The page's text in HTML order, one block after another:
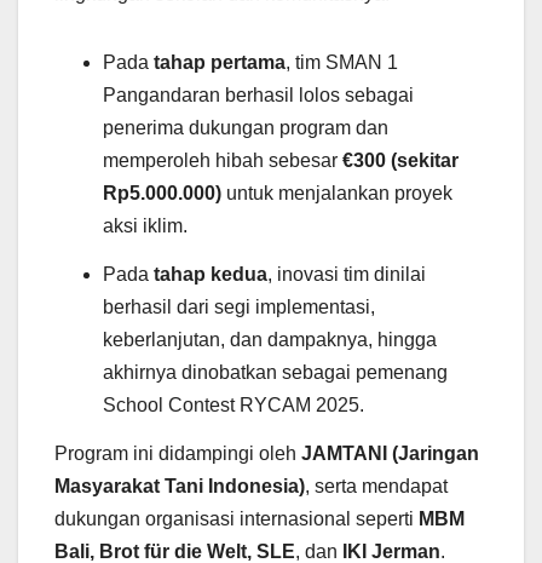
Pada tahap pertama, tim SMAN 1
Pangandaran berhasil lolos sebagai
penerima dukungan program dan
memperoleh hibah sebesar €300 (sekitar
Rp5.000.000) untuk menjalankan proyek
aksi iklim.
Pada tahap kedua, inovasi tim dinilai
berhasil dari segi implementasi,
keberlanjutan, dan dampaknya, hingga
akhirnya dinobatkan sebagai pemenang
School Contest RYCAM 2025.
Program ini didampingi oleh JAMTANI (Jaringan
Masyarakat Tani Indonesia), serta mendapat
dukungan organisasi internasional seperti MBM
Bali, Brot für die Welt, SLE, dan IKI Jerman.